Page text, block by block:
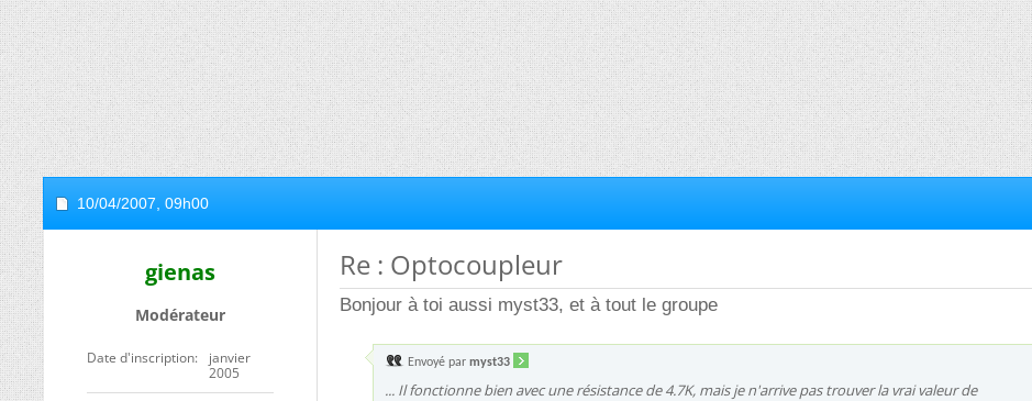
10/04/2007, 09h00
gienas
Modérateur
Date d'inscription
janvier
2005
Re : Optocoupleur
Bonjour à toi aussi myst33, et à tout le groupe
Envoyé par myst33
... Il fonctionne bien avec une résistance de 4.7K, mais je n'arrive pas trouver la vrai valeur de